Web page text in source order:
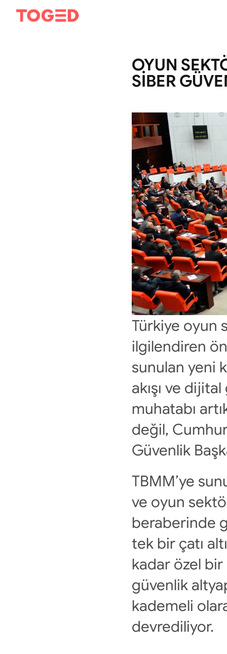
OYUN
SİBER
Türkiye oyun
ilgilendiren
sunulan yeni
akışı ve
muhatabı
değil,
Güvenlik
TBMM’ye
ve oyun
beraberinde
tek bir çatı
kadar özel
güvenlik
kademeli
devrediliyor.